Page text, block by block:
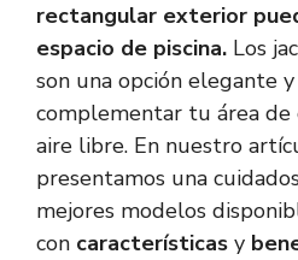
rectangular exterior
espacio de piscina. Los
son una opción elegante
complementar tu área
aire libre. En nuestro
presentamos una
mejores modelos
con características y